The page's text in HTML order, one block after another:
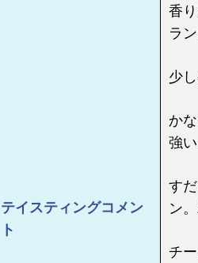
テイスティングコメン
ト
香
ラン
少
か
強い
す
ン
チ